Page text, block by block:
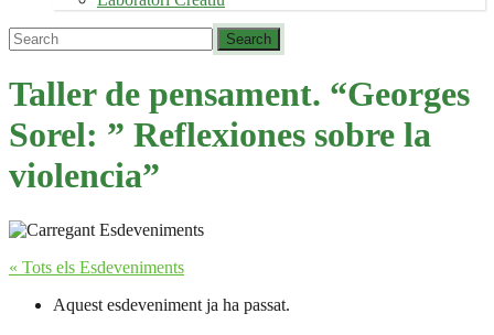
Taller de pensament. “Georges
Sorel: ” Reflexiones sobre la
violencia”
« Tots els Esdeveniments
Aquest esdeveniment ja ha passat.